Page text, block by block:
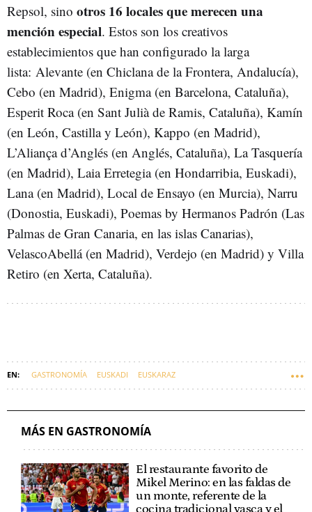
Repsol, sino otros 16 locales que merecen una
mención especial. Estos son los creativos
establecimientos que han configurado la larga
lista: Alevante (en Chiclana de la Frontera, Andalucía),
Cebo (en Madrid), Enigma (en Barcelona, Cataluña),
Esperit Roca (en Sant Julià de Ramis, Cataluña), Kamín
(en León, Castilla y León), Kappo (en Madrid),
L’Aliança d’Anglés (en Anglés, Cataluña), La Tasquería
(en Madrid), Laia Erretegia (en Hondarribia, Euskadi),
Lana (en Madrid), Local de Ensayo (en Murcia), Narru
(Donostia, Euskadi), Poemas by Hermanos Padrón (Las
Palmas de Gran Canaria, en las islas Canarias),
VelascoAbellá (en Madrid), Verdejo (en Madrid) y Villa
Retiro (en Xerta, Cataluña).
GASTRONOMÍA EUSKADI EUSKARAZ
MÁS EN GASTRONOMÍA
El restaurante favorito de
Mikel Merino: en las faldas de
un monte, referente de la
cocina tradicional vasca y el